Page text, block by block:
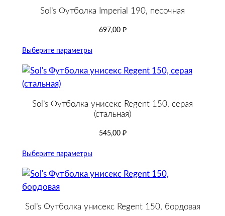
Sol’s Футболка Imperial 190, песочная
697,00 ₽
Выберите параметры
Sol’s Футболка унисекс Regent 150, серая
(стальная)
545,00 ₽
Выберите параметры
Sol’s Футболка унисекс Regent 150, бордовая